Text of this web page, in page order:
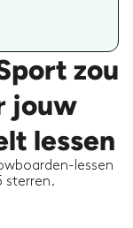
zou
jouw
lessen
lessen
sterren.